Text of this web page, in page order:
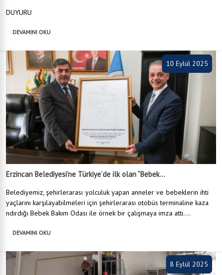
DUYURU
DEVAMINI OKU
10 Eylül 2025
Erzincan Belediyesi’ne Türkiye’de ilk olan “Bebek...
Belediyemiz, şehirlerarası yolculuk yapan anneler ve bebeklerin ihti
yaçlarını karşılayabilmeleri için şehirlerarası otobüs terminaline kaza
ndırdığı Bebek Bakım Odası ile örnek bir çalışmaya imza attı....
DEVAMINI OKU
8 Eylül 2025